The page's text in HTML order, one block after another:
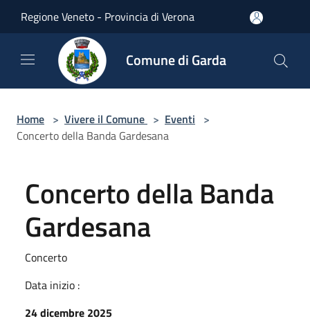
Regione Veneto - Provincia di Verona
Comune di Garda
Home > Vivere il Comune > Eventi >
Concerto della Banda Gardesana
Concerto della Banda
Gardesana
Concerto
Data inizio :
24 dicembre 2025